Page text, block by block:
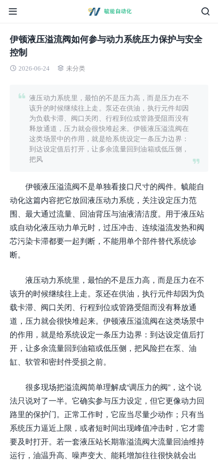
伊顿液压溢流阀如何参与动力系统压力保护与安全
控制
2026-06-24 未分类
液压动力系统里，最怕的不是压力高，而是压力在不
该升的时候继续往上走。泵还在供油，执行元件却因
为负载卡滞、阀口关闭、行程到位或管路受阻而没有
释放通道，压力就会很快堆起来。伊顿液压溢流阀在
这类场景中的作用，就是给系统设定一条压力边界：
到达设定值后打开，让多余流量回到油箱或低压侧，
把风
伊顿液压溢流阀不是单独看接口尺寸的阀件。毓能自
动化这篇内容把它放回液压动力系统，关注设定压力范
围、最大通过流量、回油背压与油液清洁度。用于液压站
或自动化液压动力单元时，过压冲击、连续溢流发热和阀
芯污染卡滞都要一起判断，不能用单个部件替代系统诊
断。
液压动力系统里，最怕的不是压力高，而是压力在不
该升的时候继续往上走。泵还在供油，执行元件却因为负
载卡滞、阀口关闭、行程到位或管路受阻而没有释放通
道，压力就会很快堆起来。伊顿液压溢流阀在这类场景中
的作用，就是给系统设定一条压力边界：到达设定值后打
开，让多余流量回到油箱或低压侧，把风险拦在泵、油
缸、软管和密封件受损之前。
很多现场把溢流阀简单理解成“调压力的阀”，这个说
法只说对了一半。它确实参与压力设定，但它更像动力回
路里的保护门。正常工作时，它应当尽量少动作；只有当
系统压力逼近上限，或者短时间出现峰值冲击时，它才需
要及时打开。若一套液压站长期靠溢流阀大流量回油维持
运行，油温升高、噪声变大、能耗增加往往很快就会出